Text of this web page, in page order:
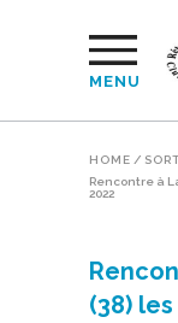
MENU
HOME /
Rencontre à
2022
(38)